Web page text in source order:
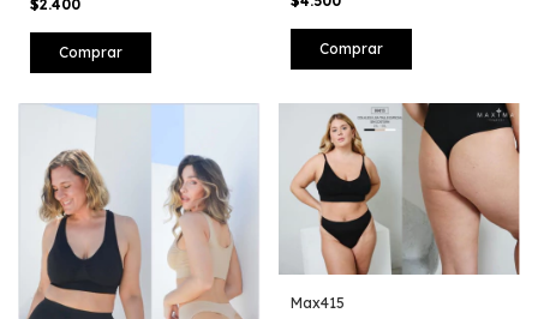
$2.400
Comprar Comprar
Max415